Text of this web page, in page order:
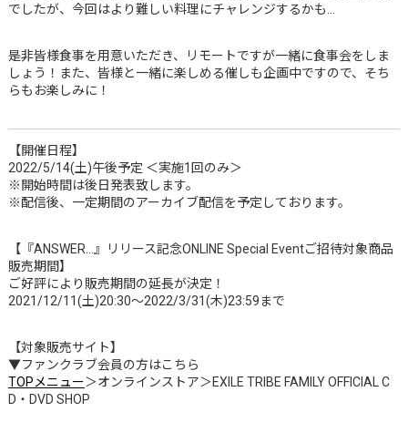
でしたが、今回はより難しい料理にチャレンジするかも…
是非皆様食事を用意いただき、リモートですが一緒に食事会をしま
しょう！また、皆様と一緒に楽しめる催しも企画中ですので、そち
らもお楽しみに！
【開催日程】
2022/5/14(土)午後予定 ＜実施1回のみ＞
※開始時間は後日発表致します。
※配信後、一定期間のアーカイブ配信を予定しております。
【『ANSWER…』リリース記念ONLINE Special Eventご招待対象商品
販売期間】
ご好評により販売期間の延長が決定！
2021/12/11(土)20:30～2022/3/31(木)23:59まで
【対象販売サイト】
▼ファンクラブ会員の方はこちら
TOPメニュー＞オンラインストア＞EXILE TRIBE FAMILY OFFICIAL C
D・DVD SHOP